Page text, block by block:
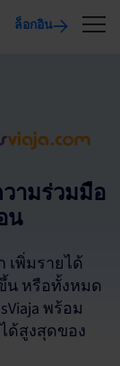
ล็อกอิน
ามร่วมมือ
น
เพิ่มรายได้
น หรือทั้งหมด
พร้อม
ด้สูงสุดของ